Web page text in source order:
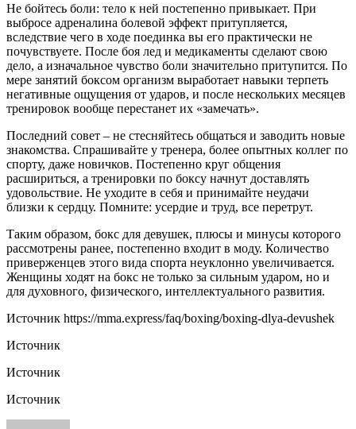
Не бойтесь боли: тело к ней постепенно привыкает. При
выбросе адреналина болевой эффект притупляется,
вследствие чего в ходе поединка вы его практически не
почувствуете. После боя лед и медикаменты сделают свою
дело, а изначальное чувство боли значительно притупится. По
мере занятий боксом организм выработает навыки терпеть
негативные ощущения от ударов, и после нескольких месяцев
тренировок вообще перестанет их «замечать».
Последний совет – не стесняйтесь общаться и заводить новые
знакомства. Спрашивайте у тренера, более опытных коллег по
спорту, даже новичков. Постепенно круг общения
расшириться, а тренировки по боксу начнут доставлять
удовольствие. Не уходите в себя и принимайте неудачи
близки к сердцу. Помните: усердие и труд, все перетрут.
Таким образом, бокс для девушек, плюсы и минусы которого
рассмотрены ранее, постепенно входит в моду. Количество
приверженцев этого вида спорта неуклонно увеличивается.
Женщины ходят на бокс не только за сильным ударом, но и
для духовного, физического, интеллектуального развития.
Источник https://mma.express/faq/boxing/boxing-dlya-devushek
Источник
Источник
Источник